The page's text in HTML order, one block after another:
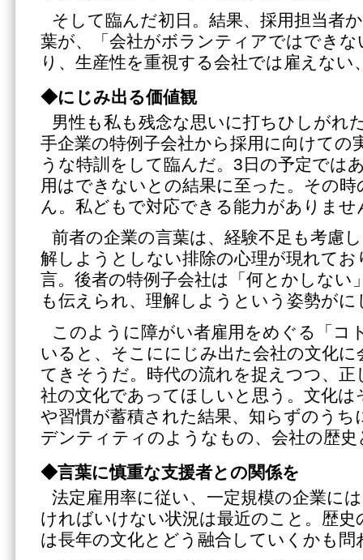
そして臨んだ初日。結果、採用担当者
葉が、「会社がボランティアではでき
り、生産性を重視する会社では雇えない
◆にじみ出る価値観
男性も私も残念な思いに打ちひしがれ
手企業の特例子会社から採用に向けての
うな特訓をして臨んだ。3日の予定では
用はできないとの結果に至った。その
ん。私どもで対応できる能力がありませ
前者の企業の言葉は、経験不足も考慮
解しようとしない排除の心理が現れてお
言。後者の特例子会社は「何とかしない
も伝えられ、理解しようという姿勢が
このように障がい者雇用をめぐる「コ
いると、そこににじみ出た会社の文化に
てきそうだ。時代の流れを捉えつつ、
社の文化であってほしいと思う。文化は
や習慣が蓄積された結果、知らずのうち
デンティティのようなもの、会社の歴
◆言葉に慎重な支援者との関係を
法定雇用率に従い、一定規模の企業に
ければいけない状況は最近のこと。歴
は長年の文化とどう融合していくかも問